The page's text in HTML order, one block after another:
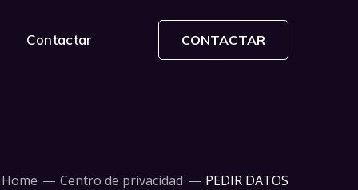
Contactar CONTACTAR
Home Centro de privacidad PEDIR DATOS